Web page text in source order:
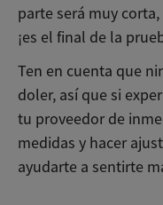
parte será muy
¡es el final de la
Ten en cuenta que
doler, así que si
tu proveedor de
medidas y hacer
ayudarte a sentirte